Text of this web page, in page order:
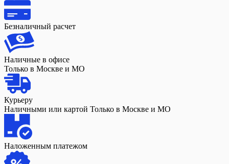
Безналичный расчет
Наличные в офисе
Только в Москве и МО
Курьеру
Наличными или картой Только в Москве и МО
Наложенным платежом